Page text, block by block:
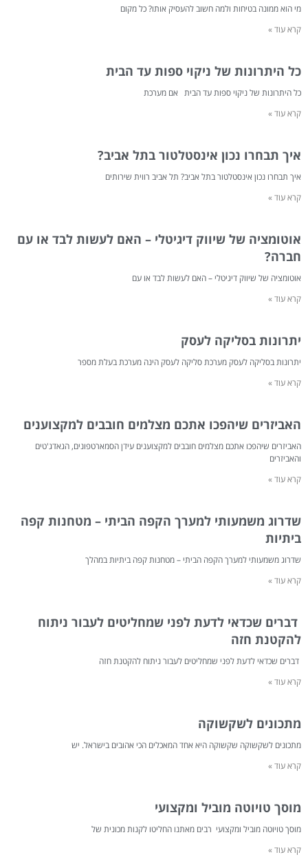
מי הוא ממונה בטיחות ולמה חשוב להעסיק אותו? כל מקום
קרא עוד »
כל היתרונות של ניקוי ספות עד הבית
כל היתרונות של ניקוי ספות עד הבית אם מערכת
קרא עוד »
איך תבחרו נכון אינסטלטור בתל אביב?
איך תבחרו נכון אינסטלטור בתל אביב? תל אביב רווית שירותים
קרא עוד »
אוטומציה של שיווק דיגיטלי – האם לעשות לבד או עם
חברה?
אוטומציה של שיווק דיגיטלי – האם לעשות לבד או עם
קרא עוד »
יתרונות בסליקה לעסק
יתרונות בסליקה לעסק מערכת סליקה לעסק הינה מערכת בעלת מספר
קרא עוד »
האביזרים שיהפכו אתכם מצלמים חובבים למקצוענים
האביזרים שיהפכו אתכם מצלמים חובבים למקצוענים עידן הסמארטפונים, הגאדג'טים
והאביזרים
קרא עוד »
שדרוג משמעותי למערך הקפה הביתי – מטחנות קפה
ביתיות
שדרוג משמעותי למערך הקפה הביתי – מטחנות קפה ביתיות במהלך
קרא עוד »
דברים שכדאי לדעת לפני שמחליטים לעבור ניתוח
להקטנת חזה
דברים שכדאי לדעת לפני שמחליטים לעבור ניתוח להקטנת חזה
קרא עוד »
מתכונים לשקשוקה
מתכונים לשקשוקה שקשוקה היא אחד המאכלים הכי אהובים בישראל. יש
קרא עוד »
מוסך טויוטה מוביל ומקצועי
מוסך טויוטה מוביל ומקצועי רבים מאתנו החליטו לקנות מכונית של
קרא עוד »